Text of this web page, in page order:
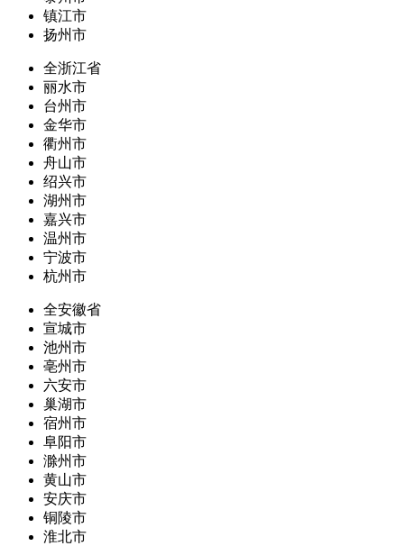
镇江市
扬州市
全浙江省
丽水市
台州市
金华市
衢州市
舟山市
绍兴市
湖州市
嘉兴市
温州市
宁波市
杭州市
全安徽省
宣城市
池州市
亳州市
六安市
巢湖市
宿州市
阜阳市
滁州市
黄山市
安庆市
铜陵市
淮北市